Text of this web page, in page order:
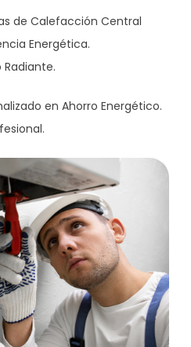
de Calefacción Central
Energética.
en Ahorro Energético.